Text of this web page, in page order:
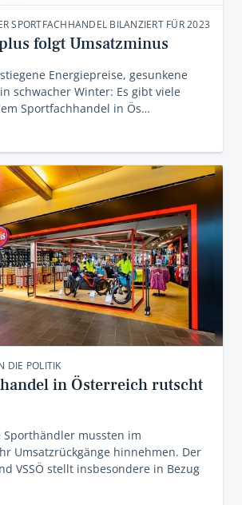
SPORTFACHHANDEL BILANZIERT FÜR 2023
folgt Umsatzminus
Energiepreise, gesunkene
schwacher Winter: Es gibt viele
Sportfachhandel in Ös…
DIE POLITIK
in Österreich rutscht
Sporthändler mussten im
Umsatzrückgänge hinnehmen. Der
VSSÖ stellt insbesondere in Bezug